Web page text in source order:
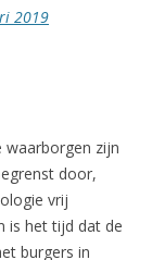
2019
waarborgen zijn
door,
vrij
is het tijd dat de
burgers in